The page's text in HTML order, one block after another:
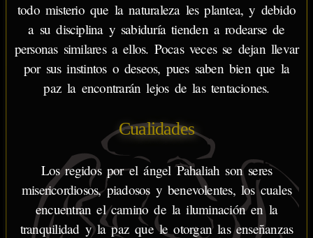
todo misterio que la naturaleza les plantea, y debido
a su disciplina y sabiduría tienden a rodearse de
personas similares a ellos. Pocas veces se dejan llevar
por sus instintos o deseos, pues saben bien que la
paz la encontrarán lejos de las tentaciones.
Cualidades
Los regidos por el ángel Pahaliah son seres
misericordiosos, piadosos y benevolentes, los cuales
encuentran el camino de la iluminación en la
tranquilidad y la paz que le otorgan las enseñanzas